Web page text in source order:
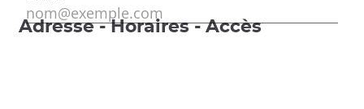
Adresse - Horaires - Accès